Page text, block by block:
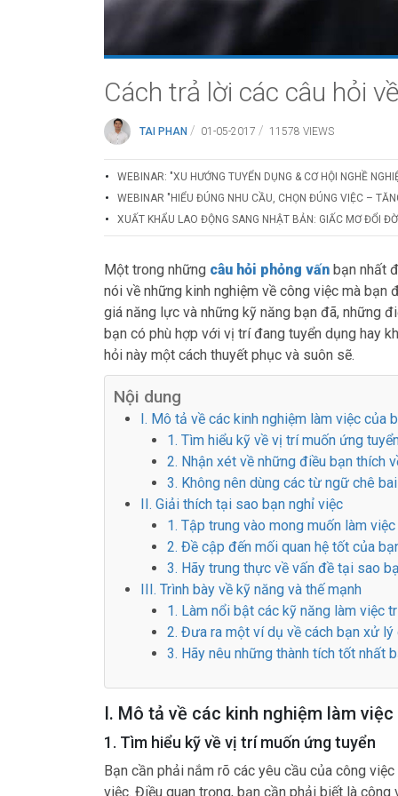
Cách trả lời các câu hỏi
TAI PHAN / 01-05-2017 / 11578 VIEWS
WEBINAR: "XU HƯỚNG TUYỂN DỤNG & CƠ HỘI NGHỀ
WEBINAR "HIỂU ĐÚNG NHU CẦU, CHỌN ĐÚNG VIỆC –
XUẤT KHẨU LAO ĐỘNG SANG NHẬT BẢN: GIẤC MƠ ĐỔI
Một trong những câu hỏi phỏng vấn bạn nhất
nói về những kinh nghiệm về công việc mà bạn
giá năng lực và những kỹ năng bạn đã, những
bạn có phù hợp với vị trí đang tuyển dụng hay
hỏi này một cách thuyết phục và suôn sẽ.
Nội dung
I. Mô tả về các kinh nghiệm làm việc của
1. Tìm hiểu kỹ về vị trí muốn ứng
2. Nhận xét về những điều bạn thích
3. Không nên dùng các từ ngữ chê
II. Giải thích tại sao bạn nghỉ việc
1. Tập trung vào mong muốn làm
2. Đề cập đến mối quan hệ tốt của
3. Hãy trung thực về vấn đề tại sao
III. Trình bày về kỹ năng và thế mạnh
1. Làm nổi bật các kỹ năng làm việc
2. Đưa ra một ví dụ về cách bạn xử
3. Hãy nêu những thành tích tốt nhất
I. Mô tả về các kinh nghiệm làm việc
1. Tìm hiểu kỹ về vị trí muốn ứng tuyển
Bạn cần phải nắm rõ các yêu cầu của công
việc. Điều quan trọng, bạn cần phải biết là